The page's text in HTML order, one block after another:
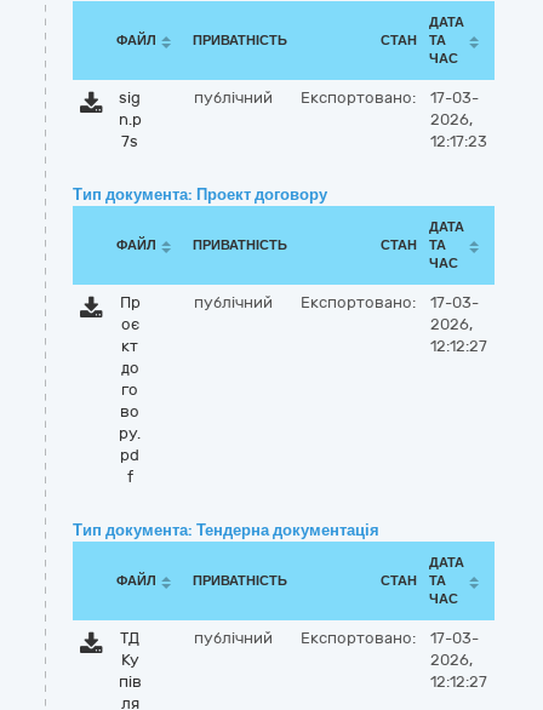
ФАЙЛ ПРИВАТНІСТЬ СТАН
ДАТА
ТА
ЧАС
sig
n.p
7s
публічний Експортовано:
17-03-
2026,
12:17:23
Тип документа: Проект договору
ФАЙЛ ПРИВАТНІСТЬ СТАН
ДАТА
ТА
ЧАС
Пр
оє
кт
до
го
во
ру.
pd
f
публічний Експортовано:
17-03-
2026,
12:12:27
Тип документа: Тендерна документація
ФАЙЛ ПРИВАТНІСТЬ СТАН
ДАТА
ТА
ЧАС
ТД
Ку
пів
ля
публічний Експортовано:
17-03-
2026,
12:12:27